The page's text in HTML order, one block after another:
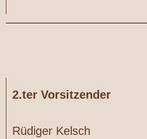
2.ter Vorsitzender
Rüdiger Kelsch